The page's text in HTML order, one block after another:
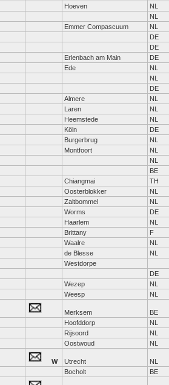
Hoeven
NL
NL
Emmer Compascuum NL
DE
DE
Erlenbach am Main
DE
Ede NL
NL
DE
Almere NL
Laren NL
Heemstede NL
Köln
DE
Burgerbrug NL
Montfoort NL
NL
BE
Chiangmai
TH
Oosterblokker NL
Zaltbommel NL
Worms
DE
Haarlem NL
Brittany
F
Waalre NL
de Blesse NL
Westdorpe
DE
Wezep NL
Weesp NL
Merksem
BE
Hoofddorp NL
Rijsoord NL
Oostwoud NL
W Utrecht NL
Bocholt BE